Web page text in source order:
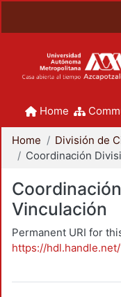
Home
Home
Vinculación
Permanent URI for
https://hdl.handle.net/